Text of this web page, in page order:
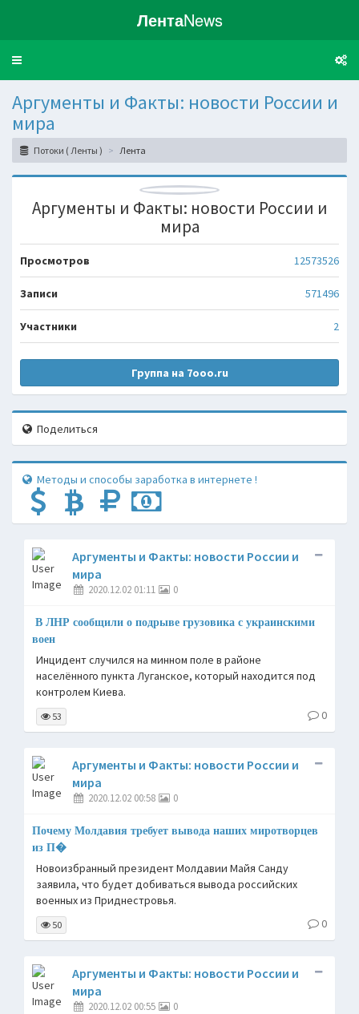
ЛентаNews
Toggle
Аргументы и Факты: новости России и
мира
Потоки ( Ленты ) Лента
Аргументы и Факты: новости России и
мира
Просмотров 12573526
Записи 571496
Участники 2
Группа на 7ooo.ru
Поделиться
Методы и способы заработка в интернете !
Аргументы и Факты: новости России и
мира
2020.12.02 01:11 0
В ЛНР сообщили о подрыве грузовика с украинскими
воен
Инцидент случился на минном поле в районе
населённого пункта Луганское, который находится под
контролем Киева.
53 0
Аргументы и Факты: новости России и
мира
2020.12.02 00:58 0
Почему Молдавия требует вывода наших миротворцев
из П�
Новоизбранный президент Молдавии Майя Санду
заявила, что будет добиваться вывода российских
военных из Приднестровья.
50 0
Аргументы и Факты: новости России и
мира
2020.12.02 00:55 0